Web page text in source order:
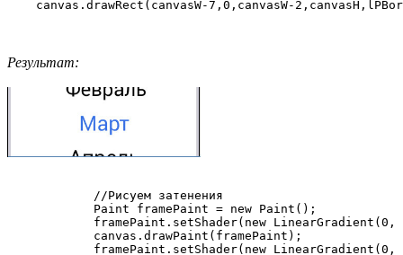
Результат:
            //Рисуем затенения
            Paint framePaint = new Paint();
framePaint.setShader(new
            canvas.drawPaint(framePaint);
framePaint.setShader(new